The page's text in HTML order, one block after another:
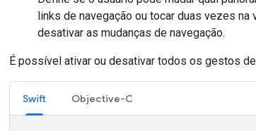
links de navegação ou tocar duas vezes na
desativar as mudanças de navegação.
É possível ativar ou desativar todos os gestos
Swift Objective-C